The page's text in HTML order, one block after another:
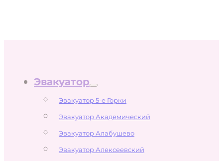
Эвакуатор
Эвакуатор 5-е Горки
Эвакуатор Академический
Эвакуатор Алабушево
Эвакуатор Алексеевский